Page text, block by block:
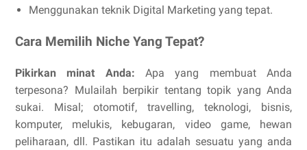
Menggunakan teknik Digital Marketing yang tepat.
Cara Memilih Niche Yang Tepat?
Pikirkan minat Anda: Apa yang membuat Anda
terpesona? Mulailah berpikir tentang topik yang Anda
sukai. Misal; otomotif, travelling, teknologi, bisnis,
komputer, melukis, kebugaran, video game, hewan
peliharaan, dll. Pastikan itu adalah sesuatu yang anda